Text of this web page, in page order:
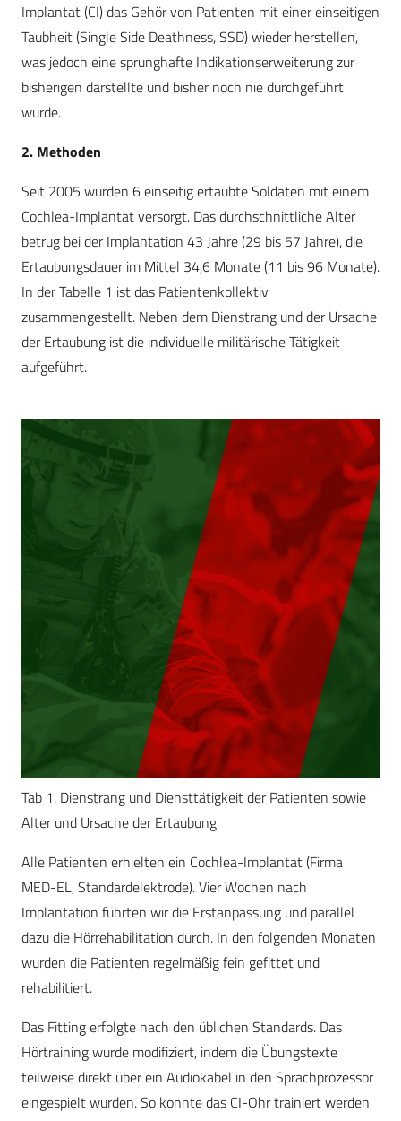
Implantat (CI) das Gehör von Patienten mit einer einseitigen
Taubheit (Single Side Deathness, SSD) wieder herstellen,
was jedoch eine sprunghafte Indikationserweiterung zur
bisherigen darstellte und bisher noch nie durchgeführt
wurde.
2. Methoden
Seit 2005 wurden 6 einseitig ertaubte Soldaten mit einem
Cochlea-Implantat versorgt. Das durchschnittliche Alter
betrug bei der Implantation 43 Jahre (29 bis 57 Jahre), die
Ertaubungsdauer im Mittel 34,6 Monate (11 bis 96 Monate).
In der Tabelle 1 ist das Patientenkollektiv
zusammengestellt. Neben dem Dienstrang und der Ursache
der Ertaubung ist die individuelle militärische Tätigkeit
aufgeführt.
Tab 1. Dienstrang und Diensttätigkeit der Patienten sowie
Alter und Ursache der Ertaubung
Alle Patienten erhielten ein Cochlea-Implantat (Firma
MED-EL, Standardelektrode). Vier Wochen nach
Implantation führten wir die Erstanpassung und parallel
dazu die Hörrehabilitation durch. In den folgenden Monaten
wurden die Patienten regelmäßig fein gefittet und
rehabilitiert.
Das Fitting erfolgte nach den üblichen Standards. Das
Hörtraining wurde modifiziert, indem die Übungstexte
teilweise direkt über ein Audiokabel in den Sprachprozessor
eingespielt wurden. So konnte das CI-Ohr trainiert werden